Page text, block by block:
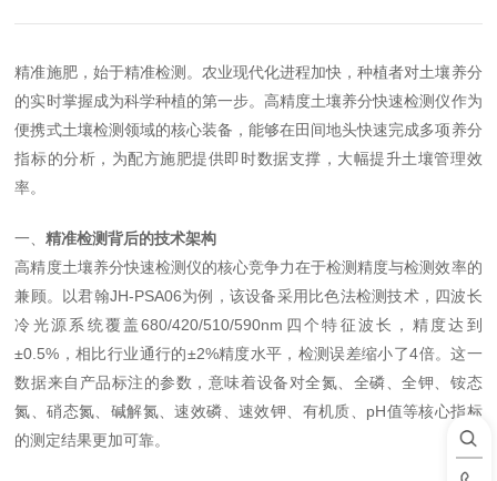
精准施肥，始于精准检测。农业现代化进程加快，种植者对土壤养分
的实时掌握成为科学种植的第一步。高精度土壤养分快速检测仪作为
便携式土壤检测领域的核心装备，能够在田间地头快速完成多项养分
指标的分析，为配方施肥提供即时数据支撑，大幅提升土壤管理效
率。
一、精准检测背后的技术架构
高精度土壤养分快速检测仪的核心竞争力在于检测精度与检测效率的
兼顾。以君翰JH-PSA06为例，该设备采用比色法检测技术，四波长
冷光源系统覆盖680/420/510/590nm 四个特征波长，精度达到
±0.5% ，相比行业通行的±2%精度水平，检测误差缩小了4倍。这一
数据来自产品标注的参数，意味着设备对全氮、全磷、全钾、铵态
氮、硝态氮、碱解氮、速效磷、速效钾、有机质、 pH值等核心指标
的测定结果更加可靠。